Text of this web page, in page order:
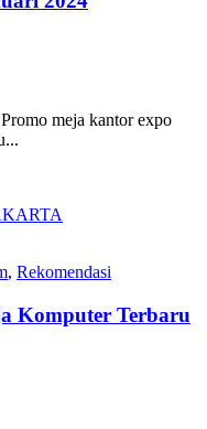
meja kantor expo
, Rekomendasi
Komputer Terbaru